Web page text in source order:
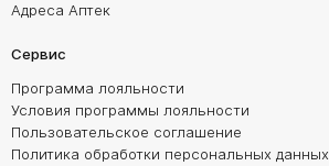
Адреса Аптек
Сервис
Программа лояльности
Условия программы лояльности
Пользовательское соглашение
Политика обработки персональных данных